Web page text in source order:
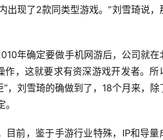
出现了2款同类型游戏。”刘雪琦说，
年确定要做手机网游后，公司就在
作，这就要求有资深游戏开发者。所
，刘雪琦的确做到了，18个月来，除
目前，鉴于手游行业特殊，IP和导量